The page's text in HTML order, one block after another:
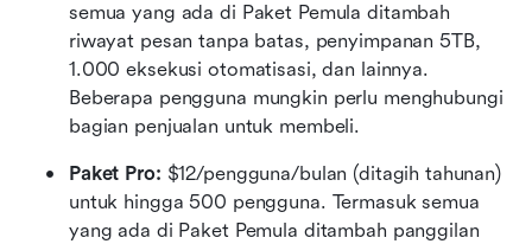
semua yang ada di Paket Pemula ditambah
riwayat pesan tanpa batas, penyimpanan 5TB,
1.000 eksekusi otomatisasi, dan lainnya.
Beberapa pengguna mungkin perlu menghubungi
bagian penjualan untuk membeli.
Paket Pro: $12/pengguna/bulan (ditagih tahunan)
untuk hingga 500 pengguna. Termasuk semua
yang ada di Paket Pemula ditambah panggilan